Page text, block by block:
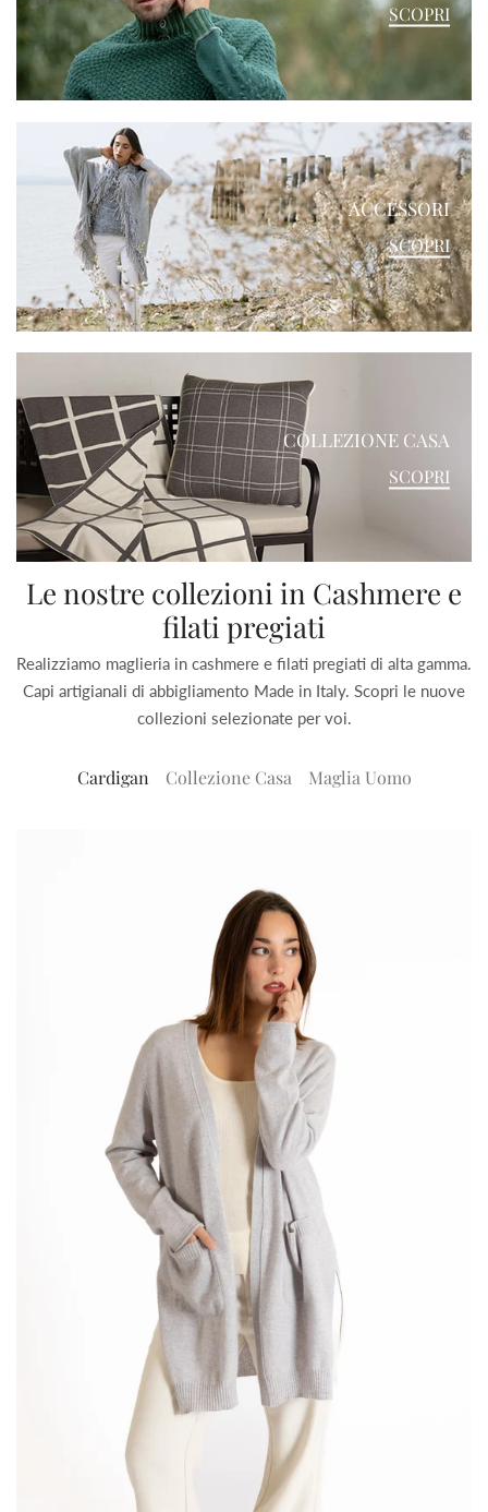
SCOPRI
ACCESSORI
SCOPRI
COLLEZIONE CASA
SCOPRI
Le nostre collezioni in Cashmere e
filati pregiati
Realizziamo maglieria in cashmere e filati pregiati di alta gamma.
Capi artigianali di abbigliamento Made in Italy. Scopri le nuove
collezioni selezionate per voi.
Cardigan Collezione Casa Maglia Uomo